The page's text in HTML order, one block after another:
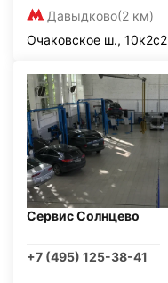
Давыдково(2 км)
Очаковское ш., 10к2с2
Сервис Солнцево
+7 (495) 125-38-41